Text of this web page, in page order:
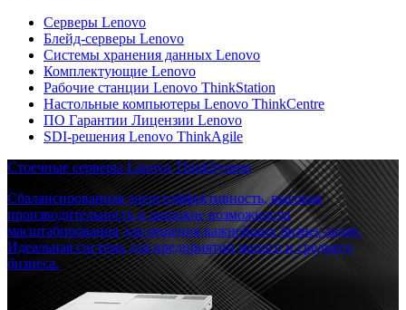
Серверы Lenovo
Блейд-серверы Lenovo
Системы хранения данных Lenovo
Комплектующие Lenovo
Рабочие станции Lenovo ThinkStation
Настольные компьютеры Lenovo ThinkCentre
ПО Гарантии Лицензии Lenovo
SDI-решения Lenovo ThinkAgile
Стоечные серверы Lenovo ThinkSystem
Сбалансированная энергоэффективность, высокая
производительность и широкие возможности
масштабирования для решения важнейших бизнес-задач.
Идеальная система для предприятий малого и среднего
бизнеса.